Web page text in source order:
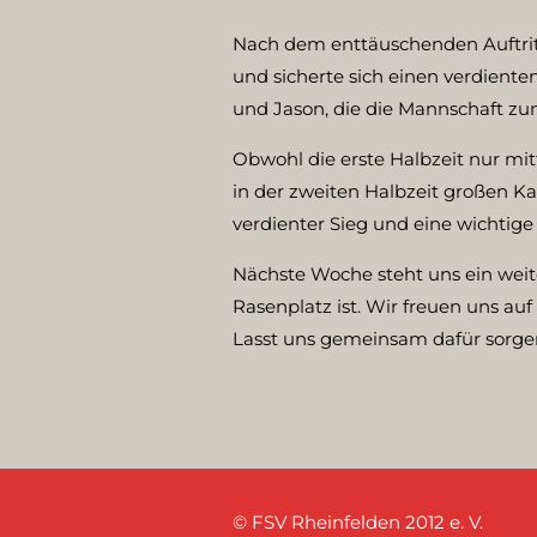
Nach dem enttäuschenden
und sicherte sich einen
und Jason, die die Mannschaft
Obwohl die erste Halbzeit nur
in der zweiten Halbzeit großen
verdienter Sieg und eine
Nächste Woche steht uns ein
Rasenplatz ist. Wir freuen uns
Lasst uns gemeinsam dafür
© FSV Rheinfelden 2012 e. V.